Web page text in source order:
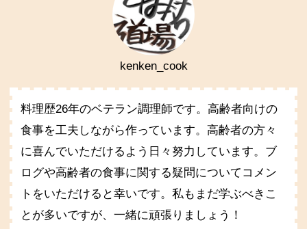
kenken_cook
料理歴26年のベテラン調理師です。高齢者向けの
食事を工夫しながら作っています。高齢者の方々
に喜んでいただけるよう日々努力しています。ブ
ログや高齢者の食事に関する疑問についてコメン
トをいただけると幸いです。私もまだ学ぶべきこ
とが多いですが、一緒に頑張りましょう！